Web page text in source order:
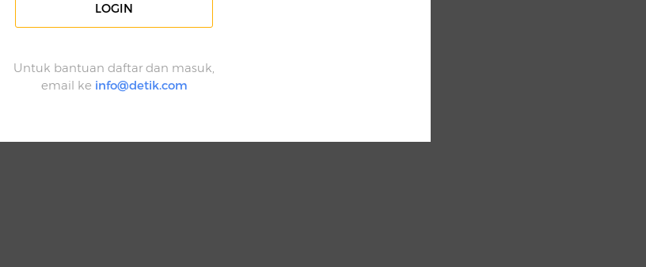
LOGIN
Untuk bantuan daftar dan masuk,
email ke info@detik.com